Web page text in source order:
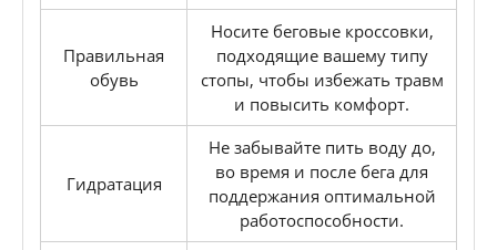
Правильная
обувь
Носите беговые кроссовки,
подходящие вашему типу
стопы, чтобы избежать травм
и повысить комфорт.
Гидратация
Не забывайте пить воду до,
во время и после бега для
поддержания оптимальной
работоспособности.